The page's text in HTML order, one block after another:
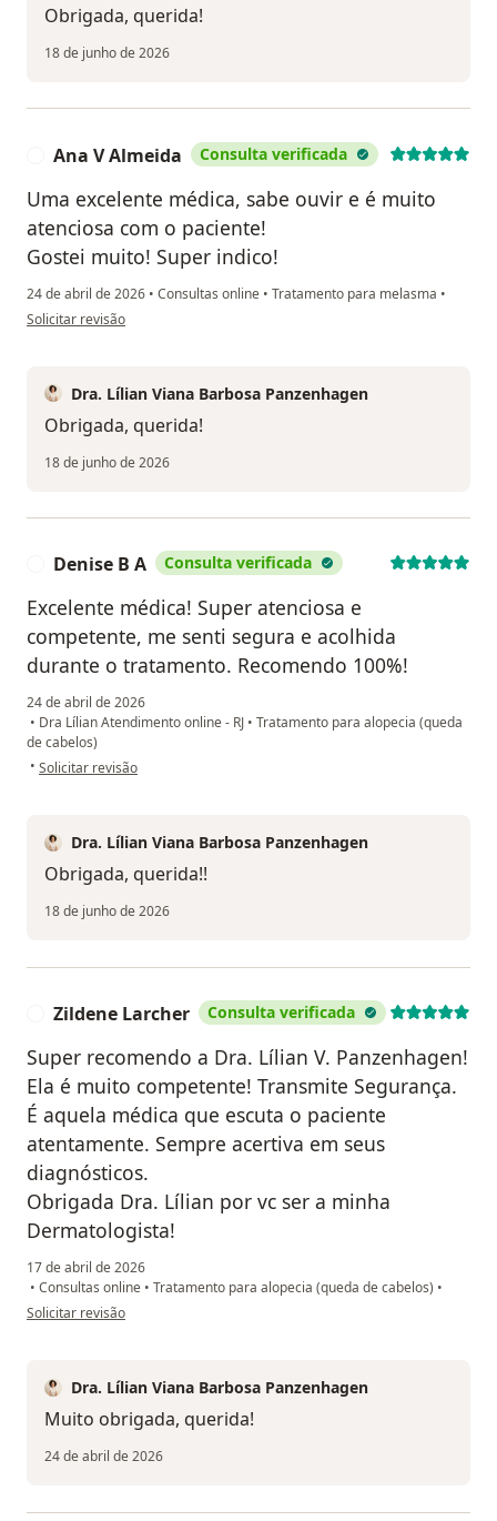
Obrigada, querida!
18 de junho de 2026
Ana V Almeida Consulta verificada
Uma excelente médica, sabe ouvir e é muito
atenciosa com o paciente!
Gostei muito! Super indico!
24 de abril de 2026 • Consultas online • Tratamento para melasma •
na opinião do utilizador Ana V Almeida
Solicitar revisão
Dra. Lílian Viana Barbosa Panzenhagen
Obrigada, querida!
18 de junho de 2026
Denise B A Consulta verificada
Excelente médica! Super atenciosa e
competente, me senti segura e acolhida
durante o tratamento. Recomendo 100%!
24 de abril de 2026
• Dra Lílian Atendimento online - RJ • Tratamento para alopecia (queda
de cabelos)
• na opinião do utilizador Denise B A
Solicitar revisão
Dra. Lílian Viana Barbosa Panzenhagen
Obrigada, querida!!
18 de junho de 2026
Zildene Larcher Consulta verificada
Super recomendo a Dra. Lílian V. Panzenhagen!
Ela é muito competente! Transmite Segurança.
É aquela médica que escuta o paciente
atentamente. Sempre acertiva em seus
diagnósticos.
Obrigada Dra. Lílian por vc ser a minha
Dermatologista!
17 de abril de 2026
• Consultas online • Tratamento para alopecia (queda de cabelos) •
na opinião do utilizador Zildene Larcher
Solicitar revisão
Dra. Lílian Viana Barbosa Panzenhagen
Muito obrigada, querida!
24 de abril de 2026